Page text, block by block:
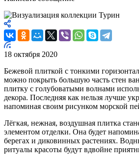
18 октября 2020
Бежевой плиткой с тонкими
можно покрыть большую часть стен
плитку с голубоватыми волнами
декора. Последняя как нельзя лучше
напоминая своим рисунком морской
Лёгкая, нежная, воздушная плитка
элементом отделки. Она будет
берегах и диковинных растениях.
ритуалы красоты будут вдвойне